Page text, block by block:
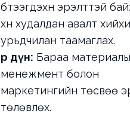
бүтээгдэхүүн эрэлттэй
хүн худалдан авалт
урьдчилан таамаглах.
Үр дүн: Бараа
менежмент болон
маркетингийн төсвөө
төлөвлөх.